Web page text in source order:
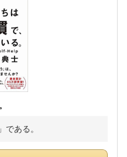
ある。